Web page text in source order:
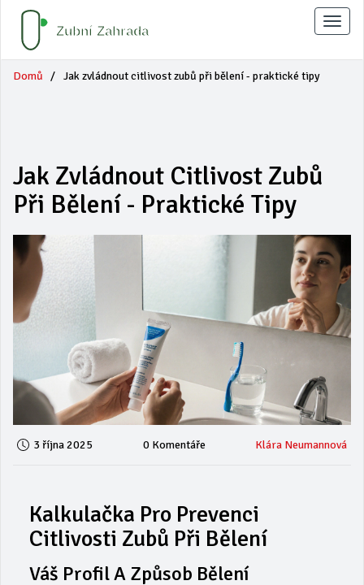
Domů Jak zvládnout citlivost zubů při bělení - praktické tipy
Jak Zvládnout Citlivost Zubů
Při Bělení - Praktické Tipy
3 října 2025 0 Komentáře Klára Neumannová
Kalkulačka Pro Prevenci
Citlivosti Zubů Při Bělení
Váš Profil A Způsob Bělení